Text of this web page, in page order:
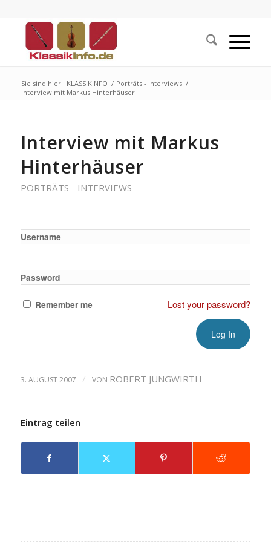
Sie sind hier: KLASSIKINFO / Porträts - Interviews /
Interview mit Markus Hinterhäuser
Interview mit Markus
Hinterhäuser
PORTRÄTS - INTERVIEWS
Username
Password
Remember me Lost your password?
3. AUGUST 2007 / VON ROBERT JUNGWIRTH
Eintrag teilen